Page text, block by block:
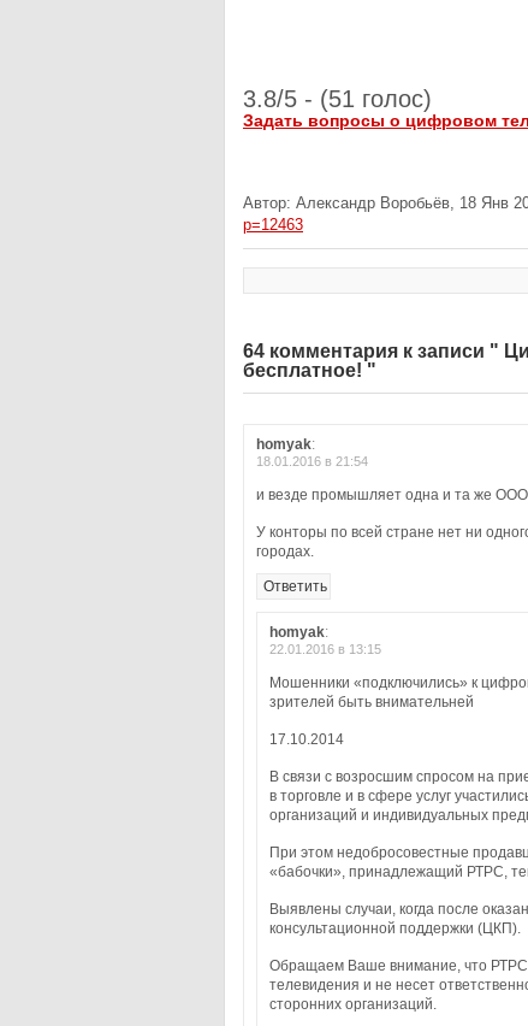
3.8/5 - (51 голос)
Задать вопросы о цифровом
Автор: Александр Воробьёв, 18 Янв
p=12463
64 комментария к записи "
бесплатное! "
homyak:
18.01.2016 в 21:54
и везде промышляет одна и та же ООО
У конторы по всей стране нет ни
городах.
Ответить
homyak:
22.01.2016 в 13:15
Мошенники «подключились» к
зрителей быть внимательней
17.10.2014
В связи с возросшим спросом на
в торговле и в сфере услуг
организаций и индивидуальных
При этом недобросовестные
«бабочки», принадлежащий РТРС,
Выявлены случаи, когда после
консультационной поддержки (ЦКП).
Обращаем Ваше внимание, что РТРС
телевидения и не несет
сторонних организаций.